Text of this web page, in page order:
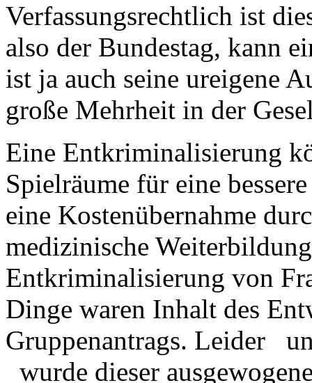
Verfassungsrechtlich ist
also der Bundestag, kann
ist ja auch seine ureigene
große Mehrheit in der
Eine Entkriminalisierung
Spielräume für eine
eine Kostenübernahme
medizinische
Entkriminalisierung von
Dinge waren Inhalt des
Gruppenantrags. Leider
wurde dieser